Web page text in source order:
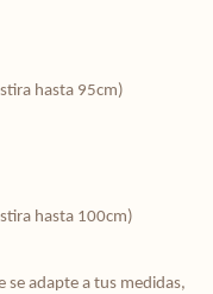
hasta 95cm)
hasta 100cm)
se adapte a tus medidas,